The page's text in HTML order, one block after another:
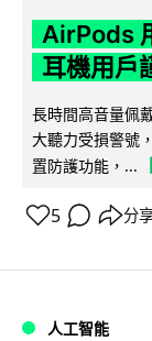
AirPods
耳機用戶
長時間高音量佩
大聽力受損警號
置防護功能，...
5 分
人工智能